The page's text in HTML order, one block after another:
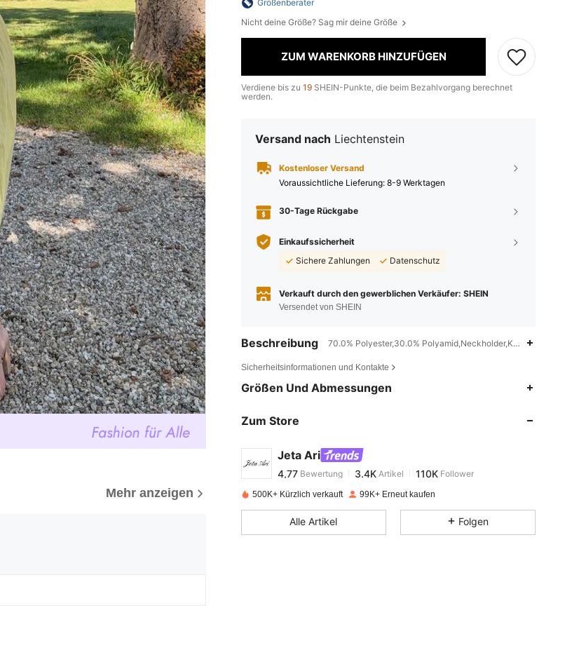
Mehr anzeigen
Größenberater
Nicht deine Größe? Sag mir deine Größe
ZUM WARENKORB HINZUFÜGEN
Verdiene bis zu 19 SHEIN-Punkte, die beim Bezahlvorgang berechnet
werden.
Versand nach Liechtenstein
Kostenloser Versand
Voraussichtliche Lieferung: 8-9 Werktagen
30-Tage Rückgabe
Einkaufssicherheit
Sichere Zahlungen
Datenschutz
Verkauft durch den gewerblichen Verkäufer: SHEIN
Versendet von SHEIN
Beschreibung 70.0% Polyester,30.0% Polyamid,Neckholder,Knoten
Sicherheitsinformationen und Kontakte
Größen Und Abmessungen
Zum Store
Jeta Ari
4,77
Bewertung 3.4K
k***2bezahltVor 1 Tag
500K+ Kürzlich verkauft 99K+ Erneut kaufen
Alle Artikel Folgen